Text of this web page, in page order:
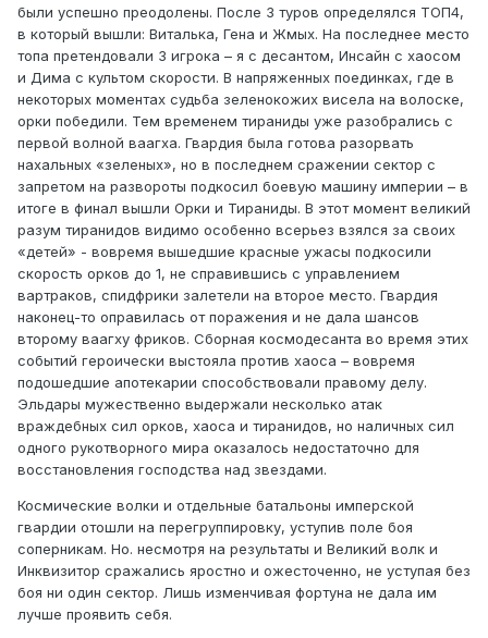
были успешно преодолены. После 3 туров определялся ТОП4,
в который вышли: Виталька, Гена и Жмых. На последнее место
топа претендовали 3 игрока – я с десантом, Инсайн с хаосом
и Дима с культом скорости. В напряженных поединках, где в
некоторых моментах судьба зеленокожих висела на волоске,
орки победили. Тем временем тираниды уже разобрались с
первой волной ваагха. Гвардия была готова разорвать
нахальных «зеленых», но в последнем сражении сектор с
запретом на развороты подкосил боевую машину империи – в
итоге в финал вышли Орки и Тираниды. В этот момент великий
разум тиранидов видимо особенно всерьез взялся за своих
«детей» - вовремя вышедшие красные ужасы подкосили
скорость орков до 1, не справившись с управлением
вартраков, спидфрики залетели на второе место. Гвардия
наконец-то оправилась от поражения и не дала шансов
второму ваагху фриков. Сборная космодесанта во время этих
событий героически выстояла против хаоса – вовремя
подошедшие апотекарии способствовали правому делу.
Эльдары мужественно выдержали несколько атак
враждебных сил орков, хаоса и тиранидов, но наличных сил
одного рукотворного мира оказалось недостаточно для
восстановления господства над звездами.
Космические волки и отдельные батальоны имперской
гвардии отошли на перегруппировку, уступив поле боя
соперникам. Но. несмотря на результаты и Великий волк и
Инквизитор сражались яростно и ожесточенно, не уступая без
боя ни один сектор. Лишь изменчивая фортуна не дала им
лучше проявить себя.